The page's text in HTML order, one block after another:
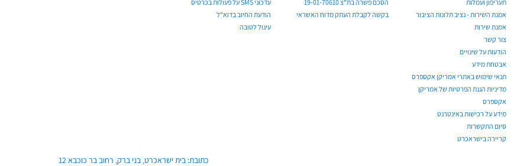
תעריפון ועמלות
אמנת השירות - נציב תלונות הציבור
אמנת שירות
צור קשר
הודעות על שינויים
אבטחת מידע
תנאי שימוש באתרי אמריקן אקספרס
מדיניות הגנת הפרטיות של אמריקן
אקספרס
מידע על רכישות באינטרנט
סיום התקשרות
קריירה בישראכרט
הסכם פשרה בת"צ 19-01-70610
בקשה לקבלת העתק מדוח האשראי
עדכוני SMS על פעולות בכרטיס
הודעת החיוב בדוא"ל
עיגול לטובה
כתובת: בית ישראכרט, בני ברק, רחוב בר כוכבא 12